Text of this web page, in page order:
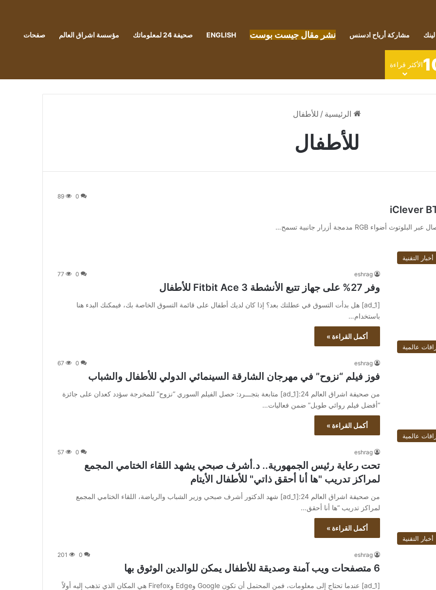
مشاركة أرباح ادسنس نشر مقال جيست بوست ENGLISH صحيفة 24 لمعلوماتك مؤسسة اشراق العالم صفحات
الأكثر قراءة
الرئيسية / للأطفال
للأطفال
0
89
أخبار التقنية
eshrag
0
77
وفر 27% على جهاز تتبع الأنشطة Fitbit Ace 3 للأطفال
[ad_1] هل بدأت التسوق في عطلتك بعد؟ إذا كان لديك أطفال على قائمة التسوق الخاصة بك، فيمكنك البدء هنا
باستخدام…
أكمل القراءة »
عالمية
eshrag
0
67
فوز فيلم “نزوح” في مهرجان الشارقة السينمائي الدولي للأطفال والشباب
من صحيفة اشراق العالم 24:[ad_1] متابعة بتجـــرد: حصل الفيلم السوري “نزوح” للمخرجة سؤدد كعدان على جائزة
“أفضل فيلم روائي طويل” ضمن فعاليات…
أكمل القراءة »
عالمية
eshrag
0
57
تحت رعاية رئيس الجمهورية.. د.أشرف صبحي يشهد اللقاء الختامي المجمع
لمراكز تدريب "ها أنا أحقق ذاتي" للأطفال الأيتام
من صحيفة اشراق العالم 24:[ad_1] شهد الدكتور أشرف صبحي وزير الشباب والرياضة، اللقاء الختامي المجمع
لمراكز تدريب “ها أنا أحقق…
أكمل القراءة »
أخبار التقنية
eshrag
0
201
6 متصفحات ويب آمنة وصديقة للأطفال يمكن للوالدين الوثوق بها
[ad_1] عندما تحتاج إلى معلومات، فمن المحتمل أن تكون Google وEdge وFirefox هي المكان الذي تذهب إليه أولاً